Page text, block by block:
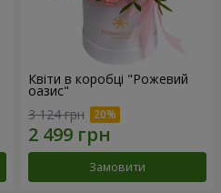
Квіти в коробці "Рожевий
оазис"
3 124 грн
Замовити